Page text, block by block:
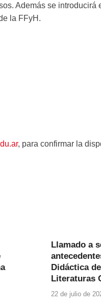
Además se introducirá
la FFyH.
, para confirmar la
Llamado a
Didáctica
Literaturas
22 de julio de